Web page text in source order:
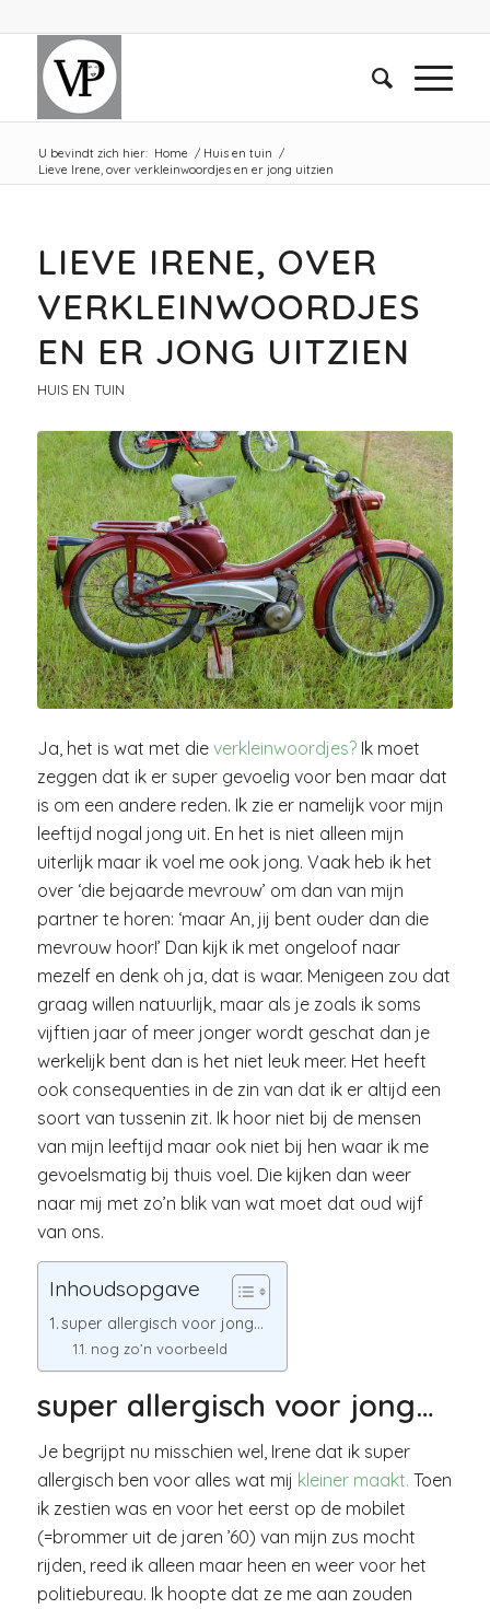
U bevindt zich hier: Home / Huis en tuin /
Lieve Irene, over verkleinwoordjes en er jong uitzien
LIEVE IRENE, OVER
VERKLEINWOORDJES
EN ER JONG UITZIEN
HUIS EN TUIN
Ja, het is wat met die verkleinwoordjes?Ik moet
zeggen dat ik er super gevoelig voor ben maar dat
is om een andere reden. Ik zie er namelijk voor mijn
leeftijd nogal jong uit. En het is niet alleen mijn
uiterlijk maar ik voel me ook jong. Vaak heb ik het
over ‘die bejaarde mevrouw’ om dan van mijn
partner te horen: ‘maar An, jij bent ouder dan die
mevrouw hoor!’ Dan kijk ik met ongeloof naar
mezelf en denk oh ja, dat is waar. Menigeen zou dat
graag willen natuurlijk, maar als je zoals ik soms
vijftien jaar of meer jonger wordt geschat dan je
werkelijk bent dan is het niet leuk meer. Het heeft
ook consequenties in de zin van dat ik er altijd een
soort van tussenin zit. Ik hoor niet bij de mensen
van mijn leeftijd maar ook niet bij hen waar ik me
gevoelsmatig bij thuis voel. Die kijken dan weer
naar mij met zo’n blik van wat moet dat oud wijf
van ons.
Inhoudsopgave
super allergisch voor jong…
nog zo’n voorbeeld
super allergisch voor jong…
Je begrijpt nu misschien wel, Irene dat ik super
allergisch ben voor alles wat mij kleiner maakt. Toen
ik zestien was en voor het eerst op de mobilet
(=brommer uit de jaren ’60) van mijn zus mocht
rijden, reed ik alleen maar heen en weer voor het
politiebureau. Ik hoopte dat ze me aan zouden